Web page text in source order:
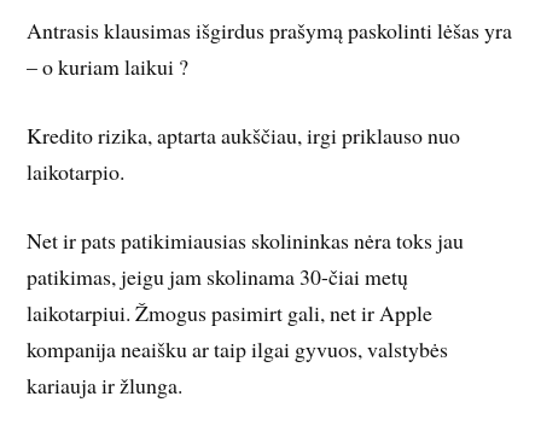
Antrasis klausimas išgirdus prašymą paskolinti lėšas yra
– o kuriam laikui ?
Kredito rizika, aptarta aukščiau, irgi priklauso nuo
laikotarpio.
Net ir pats patikimiausias skolininkas nėra toks jau
patikimas, jeigu jam skolinama 30-čiai metų
laikotarpiui. Žmogus pasimirt gali, net ir Apple
kompanija neaišku ar taip ilgai gyvuos, valstybės
kariauja ir žlunga.